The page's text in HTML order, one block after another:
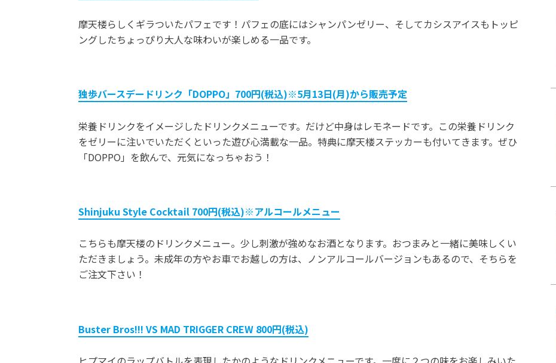
摩天楼らしくギラついたパフェです！パフェの底にはシャンパンゼリー、そしてカシスアイスもトッピ
ングしたちょっぴり大人な味わいが楽しめる一品です。
独歩バースデードリンク「DOPPO」700円(税込)※5月13日(月)から販売予定
栄養ドリンクをイメージしたドリンクメニューです。だけど中身はレモネードです。この栄養ドリンク
をゼリーに注いでいただくといった遊び心満載な一品。特典に摩天楼ステッカーも付いてきます。ぜひ
「DOPPO」を飲んで、元気になっちゃおう！
Shinjuku Style Cocktail 700円(税込)※アルコールメニュー
こちらも摩天楼のドリンクメニュー。少し刺激が強めなお酒となります。おつまみと一緒に美味しくい
ただきましょう。未成年の方やお車でお越しの方は、ノンアルコールバージョンもあるので、そちらを
ご注文下さい！
Buster Bros!!! VS MAD TRIGGER CREW 800円(税込)